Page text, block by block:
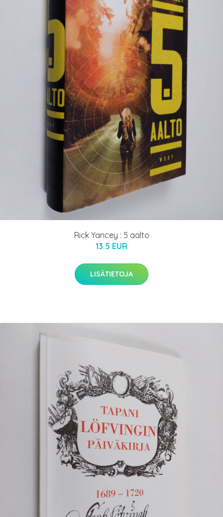
Rick Yancey : 5 aalto
13.5 EUR
LISÄTIETOJA